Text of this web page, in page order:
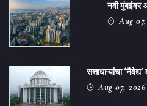
नवी मुंबईवर
Aug
सत्ताधाऱ्यांचा
Aug 07, 2026